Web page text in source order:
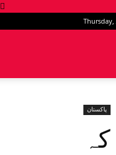
Thursday,
پاکستان